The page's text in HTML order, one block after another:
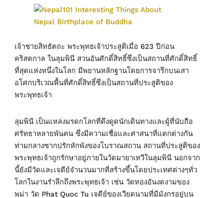
เจ้าชายสิทธัตถะ พระพุทธเจ้าประสูติเมื่อ 623 ปีก่อน
คริสตกาล ในลุมพินี สวนอันศักดิ์สิทธิ์ซึ่งเป็นสถานที่ศักดิ์สิทธิ์
ที่สุดแห่งหนึ่งในโลก มีพยานหลักฐานโดยการจารึกบนเสา
อโศกบริเวณพื้นที่ศักดิ์สิทธิ์ซึ่งเป็นสถานที่ประสูติของ
พระพุทธเจ้า
ลุมพินี เป็นแหล่งมรดกโลกที่ดึงดูดนักเดินทางและผู้ที่นับถือ
ศรัทธาหลายพันคน ซึ่งมีความเชื่อและศาสนาที่แตกต่างกัน
ท่ามกลางซากปรักหักพังของโบราณสถาน สถานที่ประสูติของ
พระพุทธเจ้าถูกรักษาอยู่ภายในวัดมายาเทวีในลุมพินี นอกจาก
นี้ยังมีวัดและเจดีย์จำนวนมากที่สร้างขึ้นโดยประเทศต่างๆทั่ว
โลกในงานรำลึกถึงพระพุทธเจ้า เช่น วัดทองอันงดงามของ
พม่า วัด Phat Quoc Tu เจดีย์ของเวียดนามที่มีมังกรอยู่บน